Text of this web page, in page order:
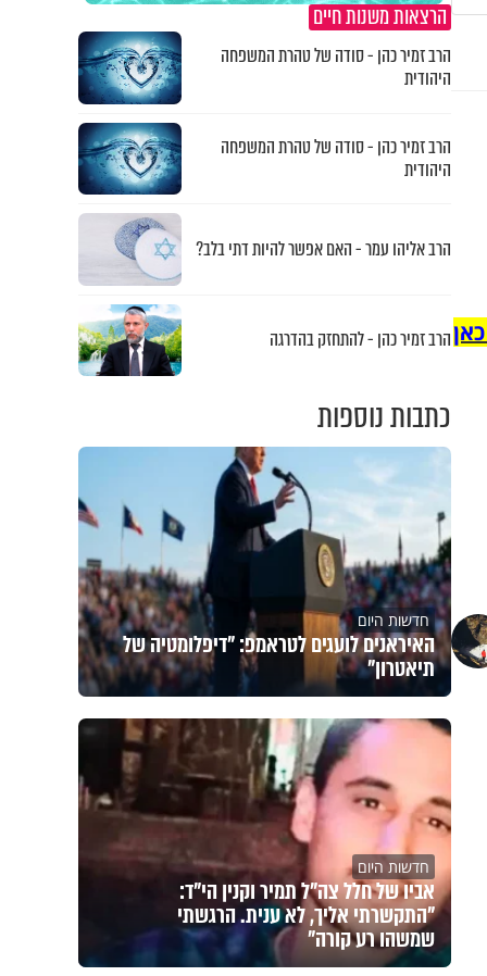
הרצאות משנות חיים
הרב זמיר כהן - סודה של טהרת המשפחה
היהודית
הרב זמיר כהן - סודה של טהרת המשפחה
היהודית
הרב אליהו עמר - האם אפשר להיות דתי בלב?
הרב זמיר כהן - להתחזק בהדרגה
כתבות נוספות
חדשות היום
האיראנים לועגים לטראמפ: "דיפלומטיה של
תיאטרון"
חדשות היום
אביו של חלל צה"ל תמיר וקנין הי"ד:
"התקשרתי אליך, לא ענית. הרגשתי
שמשהו רע קורה"